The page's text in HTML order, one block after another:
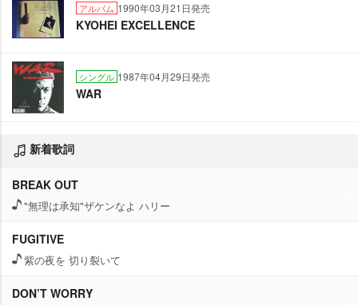
アルバム 1990年03月21日発売
KYOHEI EXCELLENCE
シングル 1987年04月29日発売
WAR
新着歌詞
BREAK OUT
"無理は承知"ザケンなよ ハリー
FUGITIVE
紫の夜を 切り裂いて
DON’T WORRY